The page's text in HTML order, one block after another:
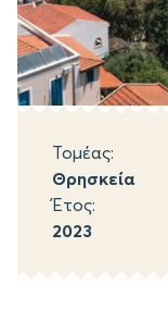
Τομέας:
Θρησκεία
Έτος:
2023